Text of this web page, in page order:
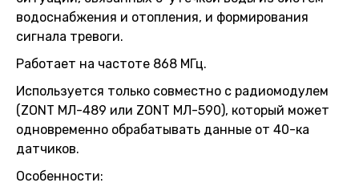
водоснабжения и отопления, и формирования
сигнала тревоги.
Работает на частоте 868 МГц.
Используется только совместно с радиомодулем
(ZONT МЛ-489 или ZONT МЛ-590), который может
одновременно обрабатывать данные от 40-ка
датчиков.
Особенности: